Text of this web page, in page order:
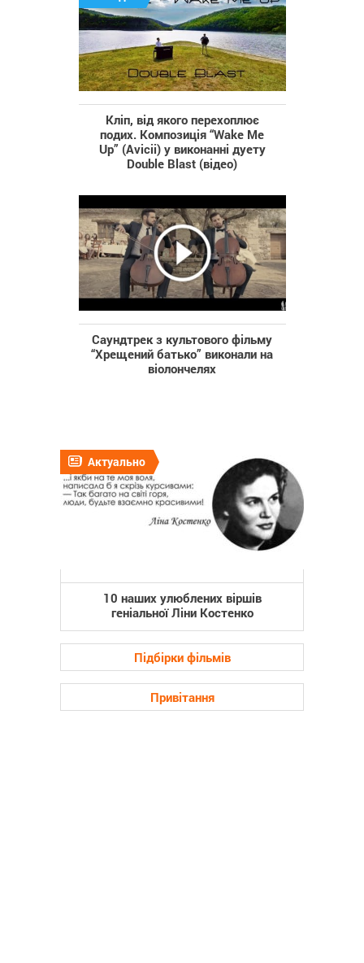
Кліп, від якого перехоплює
подих. Композиція “Wake Me
Up” (Avicii) у виконанні дуету
Double Blast (відео)
Саундтрек з культового фільму
“Хрещений батько” виконали на
віолончелях
Актуально
10 наших улюблених віршів
геніальної Ліни Костенко
Підбірки фільмів
Привітання